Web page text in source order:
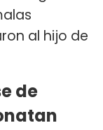
al hijo de
de